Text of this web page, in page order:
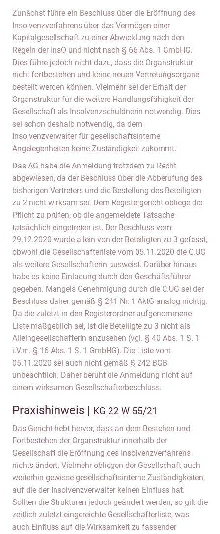
Zunächst führe ein Beschluss über die Eröffnung des
Insolvenzverfahrens über das Vermögen einer
Kapitalgesellschaft zu einer Abwicklung nach den
Regeln der InsO und nicht nach § 66 Abs. 1 GmbHG.
Dies führe jedoch nicht dazu, dass die Organstruktur
nicht fortbestehen und keine neuen Vertretungsorgane
bestellt werden können. Vielmehr sei der Erhalt der
Organstruktur für die weitere Handlungsfähigkeit der
Gesellschaft als Insolvenzschuldnerin notwendig. Dies
sei schon deshalb notwendig, da dem
Insolvenzverwalter für gesellschaftsinterne
Angelegenheiten keine Zuständigkeit zukommt.
Das AG habe die Anmeldung trotzdem zu Recht
abgewiesen, da der Beschluss über die Abberufung des
bisherigen Vertreters und die Bestellung des Beteiligten
zu 2 nicht wirksam sei. Dem Registergericht obliege die
Pflicht zu prüfen, ob die angemeldete Tatsache
tatsächlich eingetreten ist. Der Beschluss vom
29.12.2020 wurde allein von der Beteiligten zu 3 gefasst,
obwohl die Gesellschafterliste vom 05.11.2020 die C.UG
als weitere Gesellschafterin ausweist. Darüber hinaus
habe es keine Einladung durch den Geschäftsführer
gegeben. Mangels Genehmigung durch die C.UG sei der
Beschluss daher gemäß § 241 Nr. 1 AktG analog nichtig.
Da die zuletzt in den Registerordner aufgenommene
Liste maßgeblich sei, ist die Beteiligte zu 3 nicht als
Alleingesellschafterin anzusehen (vgl. § 40 Abs. 1 S. 1
i.V.m. § 16 Abs. 1 S. 1 GmbHG). Die Liste vom
05.11.2020 sei auch nicht gemäß § 242 BGB
unbeachtlich. Daher beruht die Anmeldung nicht auf
einem wirksamen Gesellschafterbeschluss.
Praxishinweis | KG 22 W 55/21
Das Gericht hebt hervor, dass an dem Bestehen und
Fortbestehen der Organstruktur innerhalb der
Gesellschaft die Eröffnung des Insolvenzverfahrens
nichts ändert. Vielmehr obliegen der Gesellschaft auch
weiterhin gewisse gesellschaftsinterne Zuständigkeiten,
auf die der Insolvenzverwalter keinen Einfluss hat.
Sollten die Strukturen jedoch geändert werden, so gilt die
zeitlich zuletzt eingereichte Gesellschafterliste, was
auch Einfluss auf die Wirksamkeit zu fassender